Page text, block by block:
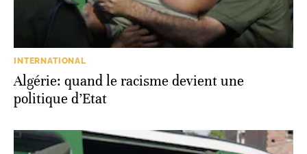
INTERNATIONAL
Algérie: quand le racisme devient une
politique d’Etat